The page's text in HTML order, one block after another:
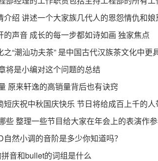
绍 讲述一个大家族几代人的恩怨情仇和
声音 成长的每一步都如诗如画 独家焦点
“潮汕功夫茶” 是中国古代汉族茶文化中更
将是小编对这个问题的总结
原来轩逸的高销量背后也有诀窍
庆祝中秋国庆快乐 节日将给成百上千的人
些 整理一些节目给大家在年会上的表演作
然小调的音阶是多少你知道吗？
音和bullet的词组是什么